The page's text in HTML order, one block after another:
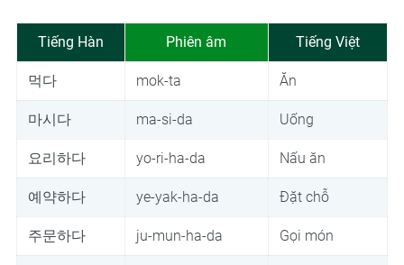
Tiếng Hàn Phiên âm Tiếng Việt
먹다 mok-ta Ăn
마시다 ma-si-da Uống
요리하다 yo-ri-ha-da Nấu ăn
예약하다 ye-yak-ha-da Đặt chỗ
주문하다 ju-mun-ha-da Gọi món